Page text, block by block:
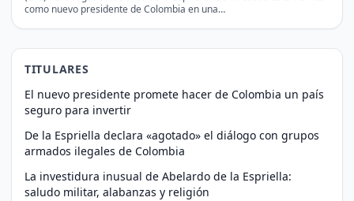
como nuevo presidente de Colombia en una…
TITULARES
El nuevo presidente promete hacer de Colombia un país
seguro para invertir
De la Espriella declara «agotado» el diálogo con grupos
armados ilegales de Colombia
La investidura inusual de Abelardo de la Espriella:
saludo militar, alabanzas y religión